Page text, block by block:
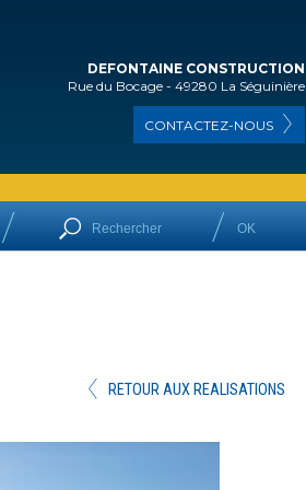
DEFONTAINE CONSTRUCTION
Rue du Bocage - 49280 La Séguinière
CONTACTEZ-NOUS
RETOUR AUX REALISATIONS